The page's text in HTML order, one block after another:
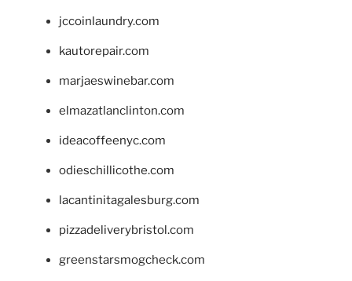
jccoinlaundry.com
kautorepair.com
marjaeswinebar.com
elmazatlanclinton.com
ideacoffeenyc.com
odieschillicothe.com
lacantinitagalesburg.com
pizzadeliverybristol.com
greenstarsmogcheck.com